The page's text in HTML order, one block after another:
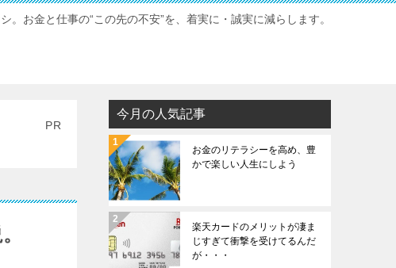
。お金と仕事の“この先の不安”を、着実に・誠実に減らします。
PR
今月の人気記事
お金のリテラシーを高め、豊
かで楽しい人生にしよう
楽天カードのメリットが凄ま
じすぎて衝撃を受けてるんだ
が・・・